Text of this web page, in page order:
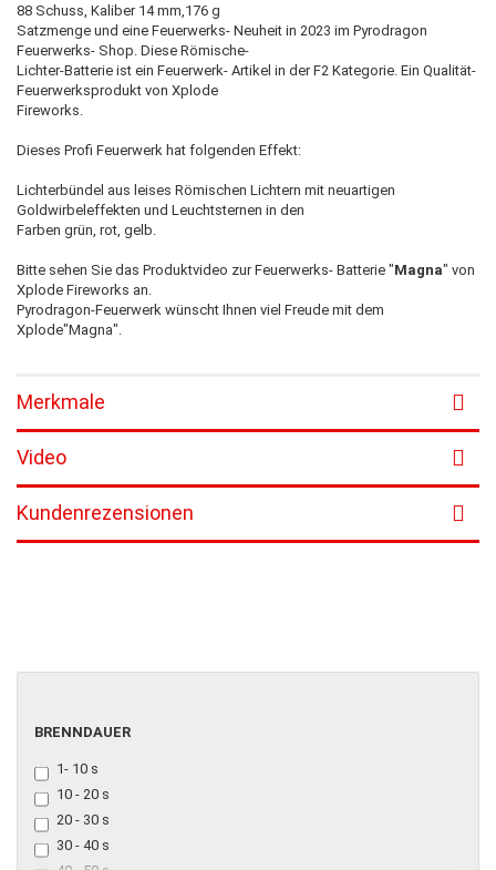
88 Schuss, Kaliber 14 mm,176 g
Satzmenge und eine Feuerwerks- Neuheit in 2023 im Pyrodragon
Feuerwerks- Shop. Diese Römische-
Lichter-Batterie ist ein Feuerwerk- Artikel in der F2 Kategorie. Ein Qualität-
Feuerwerksprodukt von Xplode
Fireworks.
Dieses Profi Feuerwerk hat folgenden Effekt:
Lichterbündel aus leises Römischen Lichtern mit neuartigen
Goldwirbeleffekten und Leuchtsternen in den
Farben grün, rot, gelb.
Bitte sehen Sie das Produktvideo zur Feuerwerks- Batterie "Magna" von
Xplode Fireworks an.
Pyrodragon-Feuerwerk wünscht Ihnen viel Freude mit dem
Xplode"Magna".
Merkmale
Video
Kundenrezensionen
BRENNDAUER
BRENNDAUER
1- 10 s
10 - 20 s
20 - 30 s
30 - 40 s